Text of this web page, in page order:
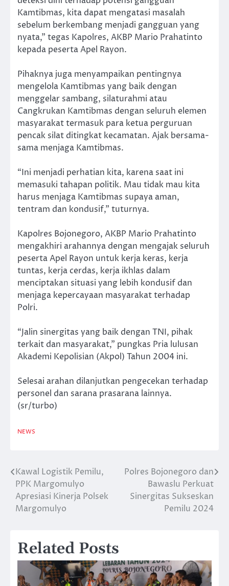
Kamtibmas, kita dapat mengatasi masalah
sebelum berkembang menjadi gangguan yang
nyata,” tegas Kapolres, AKBP Mario Prahatinto
kepada peserta Apel Rayon.
Pihaknya juga menyampaikan pentingnya
mengelola Kamtibmas yang baik dengan
menggelar sambang, silaturahmi atau
Cangkrukan Kamtibmas dengan seluruh elemen
masyarakat termasuk para ketua perguruan
pencak silat ditingkat kecamatan. Ajak bersama-
sama menjaga Kamtibmas.
“Ini menjadi perhatian kita, karena saat ini
memasuki tahapan politik. Mau tidak mau kita
harus menjaga Kamtibmas supaya aman,
tentram dan kondusif,” tuturnya.
Kapolres Bojonegoro, AKBP Mario Prahatinto
mengakhiri arahannya dengan mengajak seluruh
peserta Apel Rayon untuk kerja keras, kerja
tuntas, kerja cerdas, kerja ikhlas dalam
menciptakan situasi yang lebih kondusif dan
menjaga kepercayaan masyarakat terhadap
Polri.
“Jalin sinergitas yang baik dengan TNI, pihak
terkait dan masyarakat,” pungkas Pria lulusan
Akademi Kepolisian (Akpol) Tahun 2004 ini.
Selesai arahan dilanjutkan pengecekan terhadap
personel dan sarana prasarana lainnya.
(sr/turbo)
NEWS
Navigasi
pos
Kawal Logistik Pemilu,
PPK Margomulyo
Apresiasi Kinerja Polsek
Margomulyo
Polres Bojonegoro dan
Bawaslu Perkuat
Sinergitas Sukseskan
Pemilu 2024
Related Posts